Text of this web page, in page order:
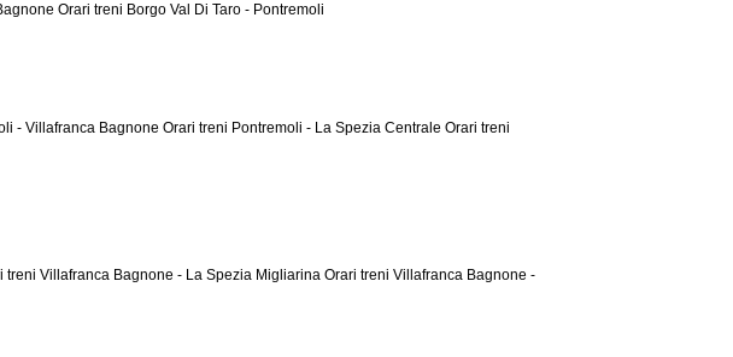
Orari treni Borgo Val Di Taro - Pontremoli
- Villafranca Bagnone Orari treni Pontremoli - La Spezia Centrale Orari treni
treni Villafranca Bagnone - La Spezia Migliarina Orari treni Villafranca Bagnone -